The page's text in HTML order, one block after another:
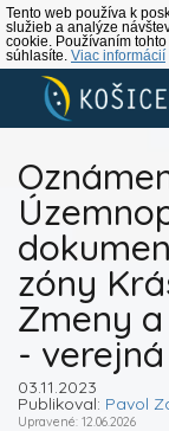
Tento web používa k
služieb a analýze
cookie. Používaním
súhlasíte. Viac informácií
zóny
Zmeny
-
03.11.2023
Publikoval: Pavol
Upravené: 12.06.2026